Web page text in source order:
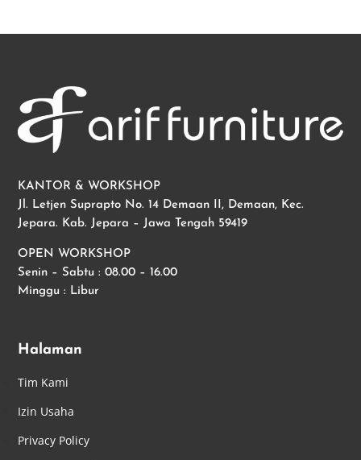
KANTOR & WORKSHOP
Jl. Letjen Suprapto No. 14 Demaan II, Demaan, Kec.
Jepara. Kab. Jepara – Jawa Tengah 59419
OPEN WORKSHOP
Senin – Sabtu : 08.00 – 16.00
Minggu : Libur
Halaman
Tim Kami
Izin Usaha
Privacy Policy